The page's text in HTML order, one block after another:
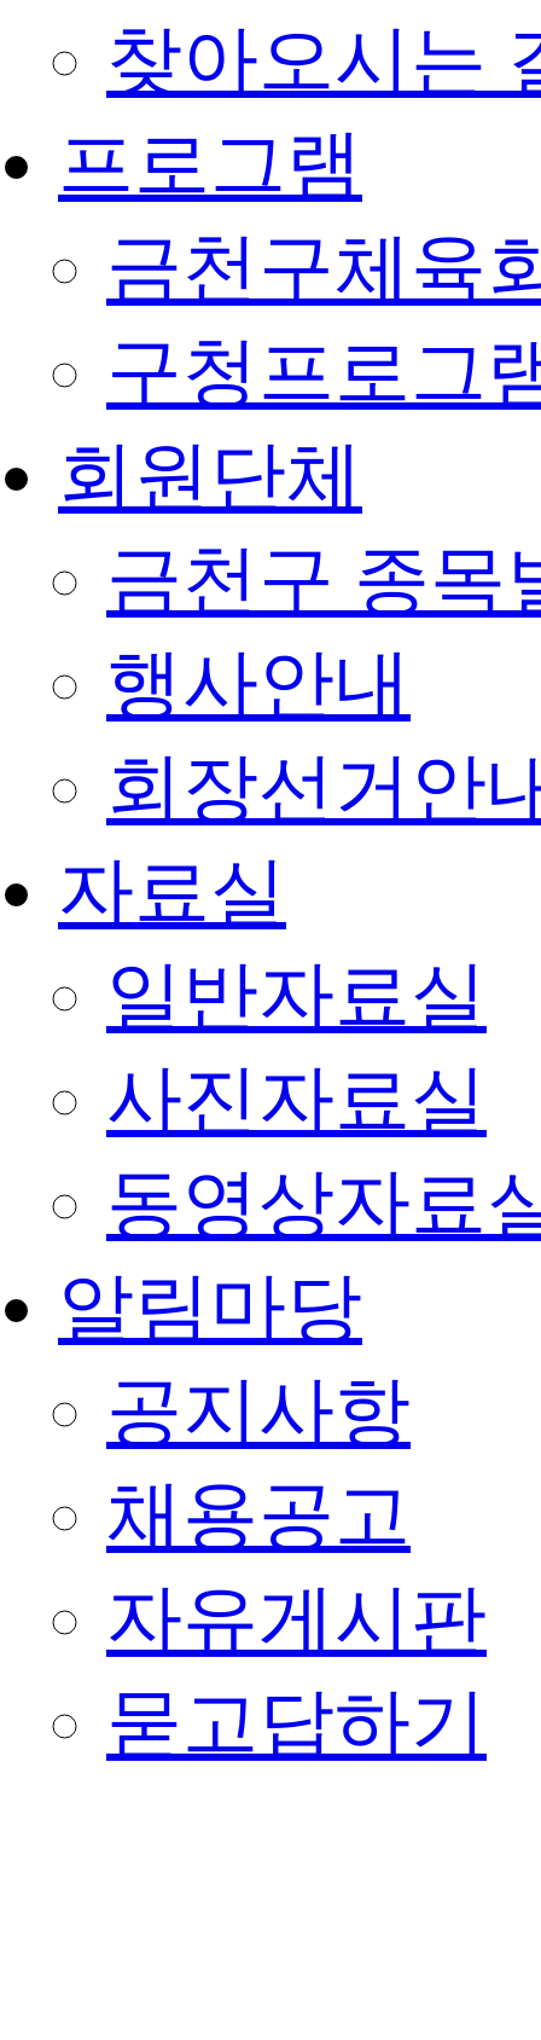
찾아오시는
프로그램
금천구체육
구청프로그
회원단체
금천구 종목
행사안내
회장선거안
자료실
일반자료실
사진자료실
동영상자료
알림마당
공지사항
채용공고
자유게시판
묻고답하기